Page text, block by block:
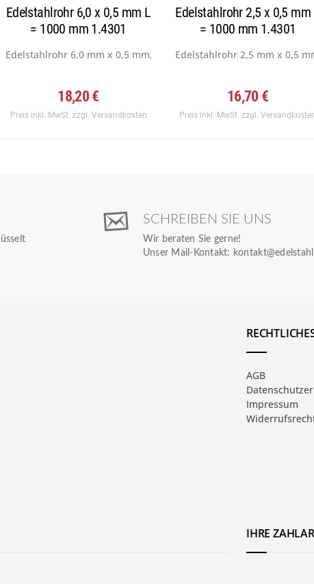
1.4301...
Edelstahlrohr 6,0 x 0,5 mm L
= 1000 mm 1.4301
Edelstahlrohr 6,0 mm x 0,5 mm, Werkstoff: 1.4301...
18,20 €
Preis inkl. MwSt. zzgl. Versandkosten
Edelstahlrohr 2,5 x 0,5 mm
= 1000 mm 1.4301
Edelstahlrohr 2,5 mm x 0,5
16,70 €
Preis inkl. MwSt.zzgl.
SCHREIBEN SIE UNS
Wir beraten Sie gerne!
Unser Mail-Kontakt:
AGB
Impressum
IHRE